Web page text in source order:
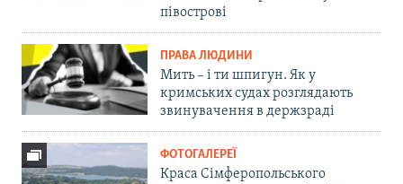
півострові
ПРАВА ЛЮДИНИ
Мить – і ти шпигун. Як у
кримських судах розглядають
звинувачення в держзраді
ФОТОГАЛЕРЕЇ
Краса Сімферопольського